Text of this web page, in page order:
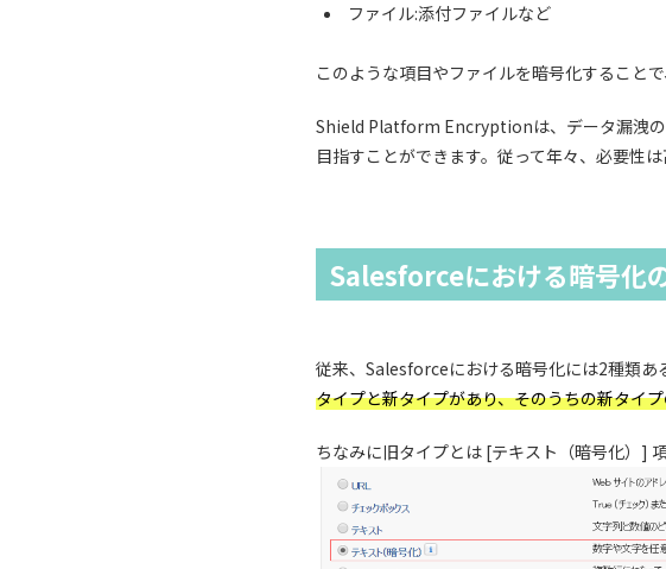
ファイル:添付ファイルなど
このような項目やファイルを暗号化すること
Shield Platform Encryptionは、データ漏洩の
目指すことができます。従って年々、必要性は
Salesforceにおける暗号化
従来、Salesforceにおける暗号化には2種類あ
タイプと新タイプがあり、そのうちの新タ
ちなみに旧タイプとは [テキスト（暗号化）]